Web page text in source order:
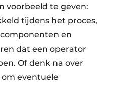
voorbeeld te geven:
tijdens het proces,
en
dat een operator
Of denk na over
eventuele